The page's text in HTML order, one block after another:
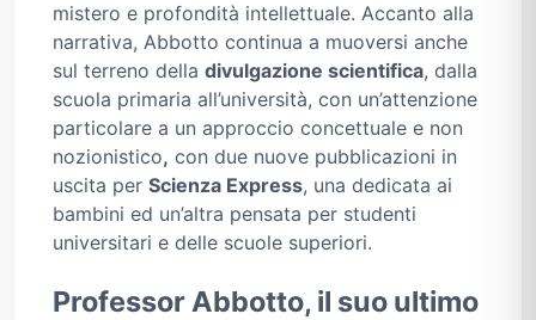
mistero e profondità intellettuale. Accanto alla
narrativa, Abbotto continua a muoversi anche
sul terreno della divulgazione scientifica, dalla
scuola primaria all’università, con un’attenzione
particolare a un approccio concettuale e non
nozionistico, con due nuove pubblicazioni in
uscita per Scienza Express, una dedicata ai
bambini ed un’altra pensata per studenti
universitari e delle scuole superiori.
Professor Abbotto, il suo ultimo